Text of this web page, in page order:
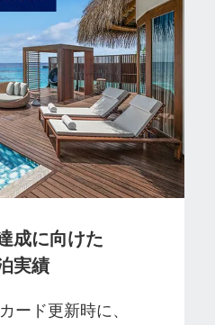
成に向けた
実績
ード更新時に、